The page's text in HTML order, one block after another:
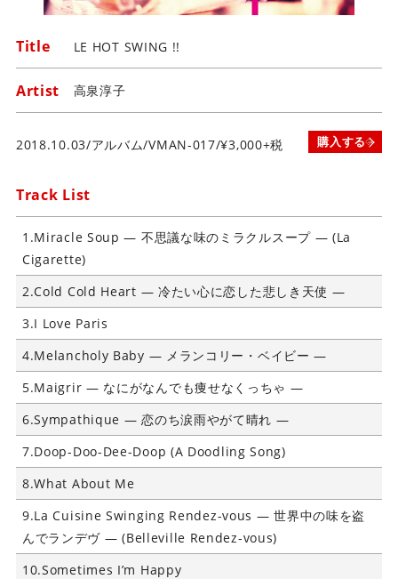
ビ
ー
ミ
ュ
ジ
ク
ア
ー
ツ
株
式
会
社
]
Title LE HOT SWING !!
Artist 高泉淳子
2018.10.03/アルバム/VMAN-017/¥3,000+税 購入する
Track List
1.Miracle Soup ― 不思議な味のミラクルスープ ― (La
Cigarette)
2.Cold Cold Heart ― 冷たい心に恋した悲しき天使 ―
3.I Love Paris
4.Melancholy Baby ― メランコリー・ベイビー ―
5.Maigrir ― なにがなんでも痩せなくっちゃ ―
6.Sympathique ― 恋のち涙雨やがて晴れ ―
7.Doop-Doo-Dee-Doop (A Doodling Song)
8.What About Me
9.La Cuisine Swinging Rendez-vous ― 世界中の味を盗
んでランデヴ ― (Belleville Rendez-vous)
10.Sometimes I’m Happy